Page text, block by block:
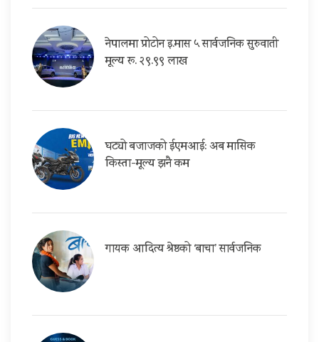
नेपालमा प्रोटोन इ.मास ५ सार्वजनिक सुरुवाती
मूल्य रू. २९.९९ लाख
घट्यो बजाजको ईएमआई: अब मासिक
किस्ता-मूल्य झनै कम
गायक आदित्य श्रेष्ठको ‘बाचा’ सार्वजनिक